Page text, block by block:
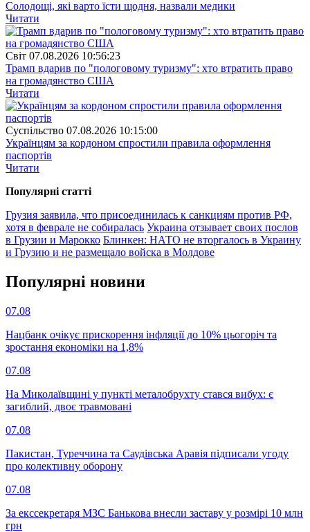
Солодощі, які варто їсти щодня, назвали медики
Читати
Свiт 07.08.2026 10:56:23
Трамп вдарив по "пологовому туризму": хто втратить право
на громадянство США
Читати
Суспiльство 07.08.2026 10:15:00
Українцям за кордоном спростили правила оформлення
паспортів
Читати
Популярнi статтi
Грузия заявила, что присоединилась к санкциям против РФ,
хотя в феврале не собиралась Украина отзывает своих послов
в Грузии и Марокко Блинкен: НАТО не вторгалось в Украину
и Грузию и не размещало войска в Молдове
Популярнi новини
07.08
Нацбанк очікує прискорення інфляції до 10% цьогоріч та
зростання економіки на 1,8%
07.08
На Миколаївщині у пункті металобрухту стався вибух: є
загиблий, двоє травмовані
07.08
Пакистан, Туреччина та Саудівська Аравія підписали угоду
про колективну оборону
07.08
За екссекретаря МЗС Банькова внесли заставу у розмірі 10 млн
грн